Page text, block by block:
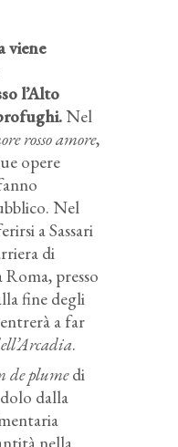
viene
l’Alto
Nel
rosso amore,
opere
Nel
a Sassari
di
presso
fine degli
a far
.
de plumedi
dalla